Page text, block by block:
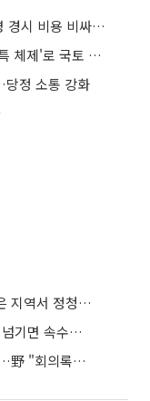
이재명 "근로감독관 3500명 증원…생명 경시 비용 비싸게 치르게 할 것"
이재명 "성장 패러다임 대전환…'5극 3특 체제'로 국토 재편"
정 소통 강화
순회경선 시도별 뜯어보니…투표율 높은 지역서 정청래 강세
경찰 수사 기다리다 피의자 석방…기한 넘기면 속수무책
"레버리지 ETF 배율 손보겠다"는 정부…野 "회의록부터 내놔야"